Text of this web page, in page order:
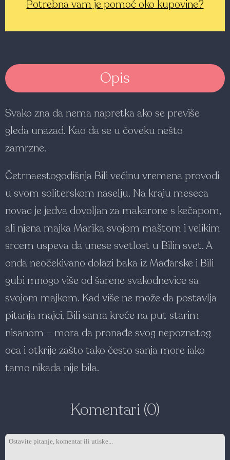
Potrebna vam je pomoć oko kupovine?
Opis
Svako zna da nema napretka ako se previše
gleda unazad. Kao da se u čoveku nešto
zamrzne.
Četrnaestogodišnja Bili većinu vremena provodi
u svom soliterskom naselju. Na kraju meseca
novac je jedva dovoljan za makarone s kečapom,
ali njena majka Marika svojom maštom i velikim
srcem uspeva da unese svetlost u Bilin svet. A
onda neočekivano dolazi baka iz Mađarske i Bili
gubi mnogo više od šarene svakodnevice sa
svojom majkom. Kad više ne može da postavlja
pitanja majci, Bili sama kreće na put starim
nisanom – mora da pronađe svog nepoznatog
oca i otkrije zašto tako često sanja more iako
tamo nikada nije bila.
Komentari (0)